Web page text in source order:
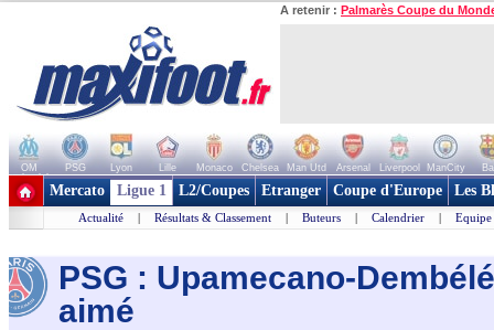
A retenir : Palmarès Coupe du
OM PSG Lyon Lille Monaco Chelsea Man Utd Arsenal Liverpool ManCity
+ de clubs
Mercato Ligue 1 L2/Coupes Etranger Coupe d'Europe Les
Actualité | Résultats & Classement | Buteurs | Calendrier | Equipe
PSG : Upamecano-
aimé